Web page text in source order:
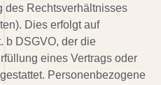
des Rechtsverhältnisses
Dies erfolgt auf
b DSGVO, der die
eines Vertrags oder
Personenbezogene